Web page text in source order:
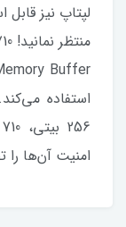
لپتاپ نیز
امنیت آن‌ها